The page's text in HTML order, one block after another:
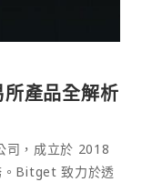
產品全解析
，成立於 2018
。Bitget 致力於透